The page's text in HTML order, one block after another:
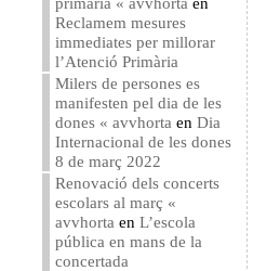
Reclamem mesures
immediates per millorar
l’Atenció Primària
Milers de persones es
manifesten pel dia de les
dones « avvhorta en Dia
Internacional de les dones
8 de març 2022
Renovació dels concerts
escolars al març «
avvhorta en L’escola
pública en mans de la
concertada